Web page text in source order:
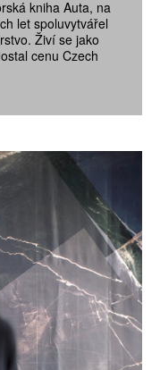
kniha Auta, na
let spoluvytvářel
Živí se jako
cenu Czech